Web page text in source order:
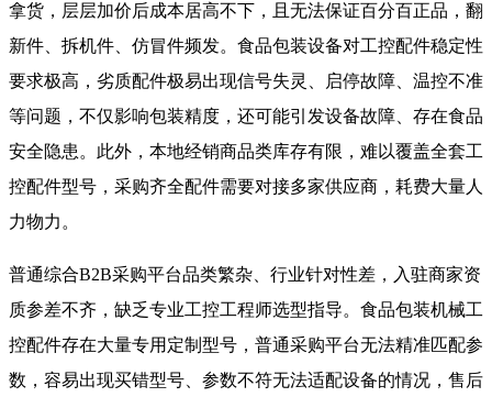
拿货，层层加价后成本居高不下，且无法保证百分百正品，翻
新件、拆机件、仿冒件频发。食品包装设备对工控配件稳定性
要求极高，劣质配件极易出现信号失灵、启停故障、温控不准
等问题，不仅影响包装精度，还可能引发设备故障、存在食品
安全隐患。此外，本地经销商品类库存有限，难以覆盖全套工
控配件型号，采购齐全配件需要对接多家供应商，耗费大量人
力物力。
普通综合B2B采购平台品类繁杂、行业针对性差，入驻商家资
质参差不齐，缺乏专业工控工程师选型指导。食品包装机械工
控配件存在大量专用定制型号，普通采购平台无法精准匹配参
数，容易出现买错型号、参数不符无法适配设备的情况，售后